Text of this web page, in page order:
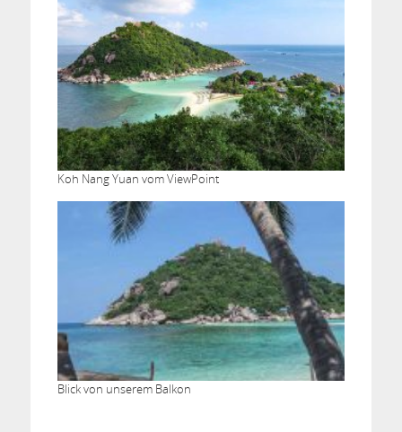
Koh Nang Yuan vom ViewPoint
Blick von unserem Balkon